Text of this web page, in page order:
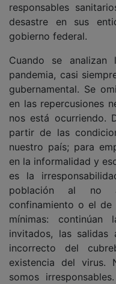
responsables
desastre en sus
gobierno federal.
Cuando se
pandemia, casi
gubernamental. Se
en las repercusiones
nos está ocurriendo.
partir de las
nuestro país; para
en la informalidad y
es la
población al no
confinamiento o el
mínimas:
invitados, las
incorrecto del
existencia del virus.
somos